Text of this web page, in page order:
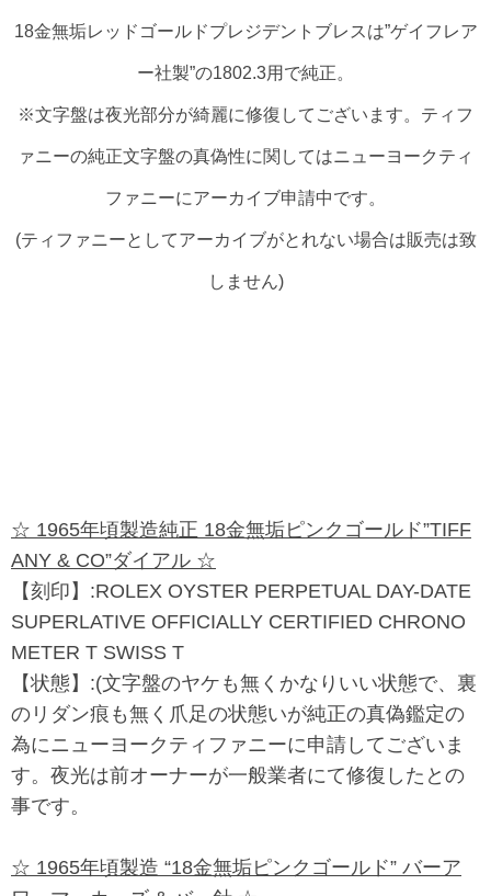
18金無垢レッドゴールドプレジデントブレスは”ゲイフレア
ー社製”の1802.3用で純正。
※文字盤は夜光部分が綺麗に修復してございます。ティフ
ァニーの純正文字盤の真偽性に関してはニューヨークティ
ファニーにアーカイブ申請中です。
(ティファニーとしてアーカイブがとれない場合は販売は致
しません)
☆ 1965年頃製造純正 18金無垢ピンクゴールド”TIFF
ANY & CO”ダイアル ☆
【刻印】:ROLEX OYSTER PERPETUAL DAY-DATE
SUPERLATIVE OFFICIALLY CERTIFIED CHRONO
METER T SWISS T
【状態】:(文字盤のヤケも無くかなりいい状態で、裏
のリダン痕も無く爪足の状態いが純正の真偽鑑定の
為にニューヨークティファニーに申請してございま
す。夜光は前オーナーが一般業者にて修復したとの
事です。
☆ 1965年頃製造 “18金無垢ピンクゴールド” バーア